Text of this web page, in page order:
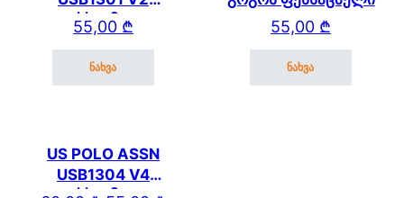
ფეხსაცმელი
55,00 ₾
ნახვა
55,00 ₾
ნახვა
US POLO ASSN
USB1304 V4